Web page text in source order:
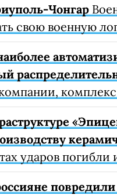
Чонгар
свою военную
ударов погибли